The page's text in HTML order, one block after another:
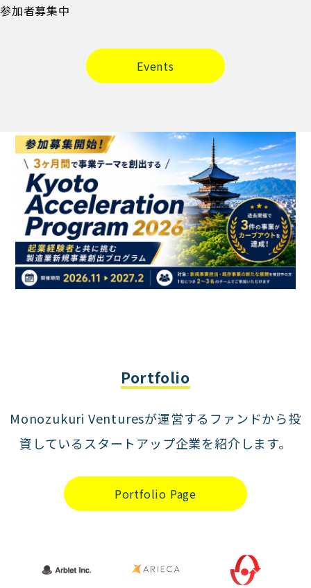
参加者募集中
Events
Portfolio
Monozukuri Venturesが運営するファンドから投
資しているスタートアップ企業を紹介します。
Portfolio Page